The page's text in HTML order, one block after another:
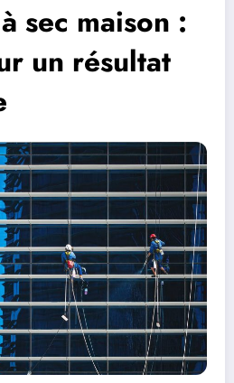
sec maison :
un résultat